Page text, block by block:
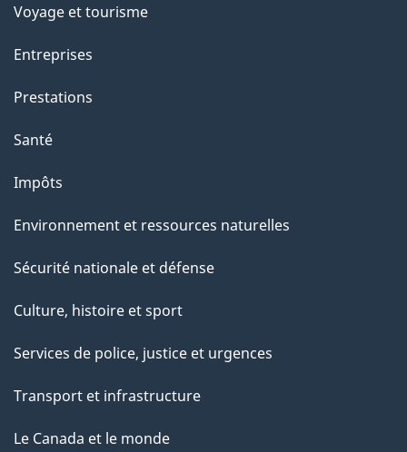
Voyage et tourisme
Entreprises
Prestations
Santé
Impôts
Environnement et ressources naturelles
Sécurité nationale et défense
Culture, histoire et sport
Services de police, justice et urgences
Transport et infrastructure
Le Canada et le monde